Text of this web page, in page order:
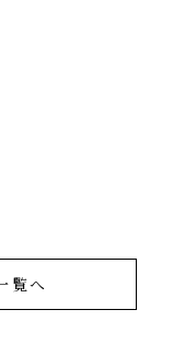
覧へ